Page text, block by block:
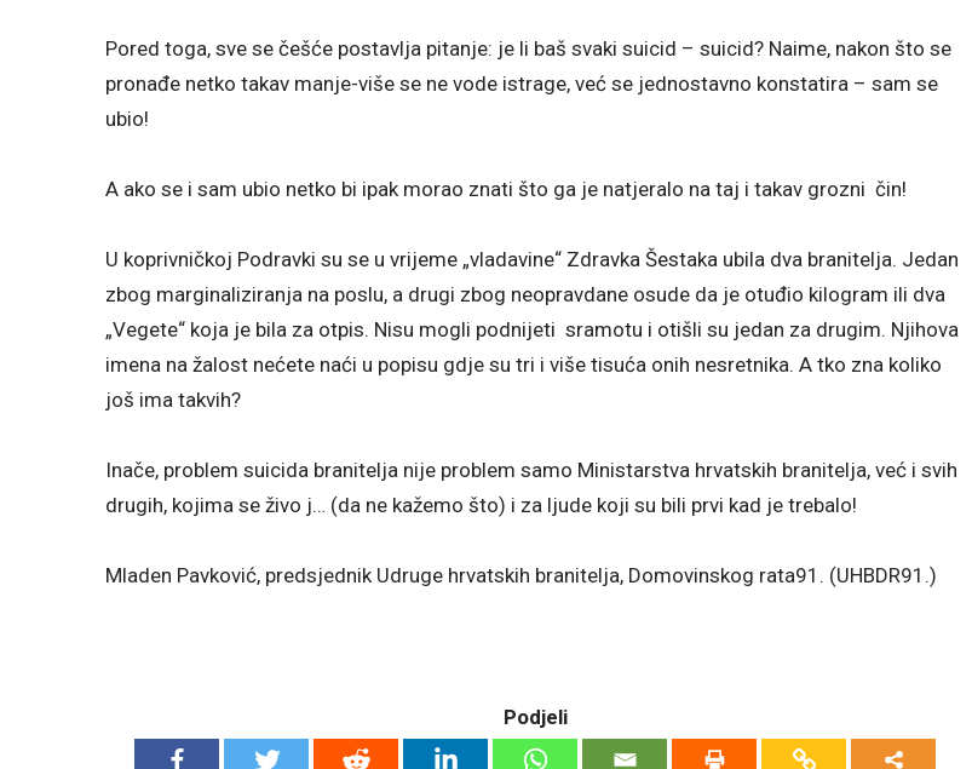
Pored toga, sve se češće postavlja pitanje: je li baš svaki suicid – suicid? Naime, nakon što se
pronađe netko takav manje-više se ne vode istrage, već se jednostavno konstatira – sam se
ubio!
A ako se i sam ubio netko bi ipak morao znati što ga je natjeralo na taj i takav grozni čin!
U koprivničkoj Podravki su se u vrijeme „vladavine“ Zdravka Šestaka ubila dva branitelja. Jedan
zbog marginaliziranja na poslu, a drugi zbog neopravdane osude da je otuđio kilogram ili dva
„Vegete“ koja je bila za otpis. Nisu mogli podnijeti sramotu i otišli su jedan za drugim. Njihova
imena na žalost nećete naći u popisu gdje su tri i više tisuća onih nesretnika. A tko zna koliko
još ima takvih?
Inače, problem suicida branitelja nije problem samo Ministarstva hrvatskih branitelja, već i svih
drugih, kojima se živo j… (da ne kažemo što) i za ljude koji su bili prvi kad je trebalo!
Mladen Pavković, predsjednik Udruge hrvatskih branitelja, Domovinskog rata91. (UHBDR91.)
Podjeli